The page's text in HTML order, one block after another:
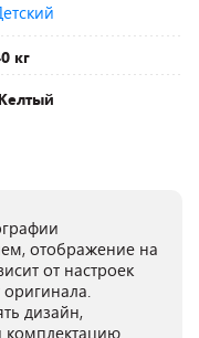
кг
отображение на
от настроек
оригинала.
дизайн,
комплектацию